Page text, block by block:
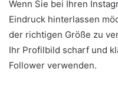
Wenn Sie bei Ihren
Eindruck hinterlassen
der richtigen Größe zu
Ihr Profilbild scharf und
Follower verwenden.